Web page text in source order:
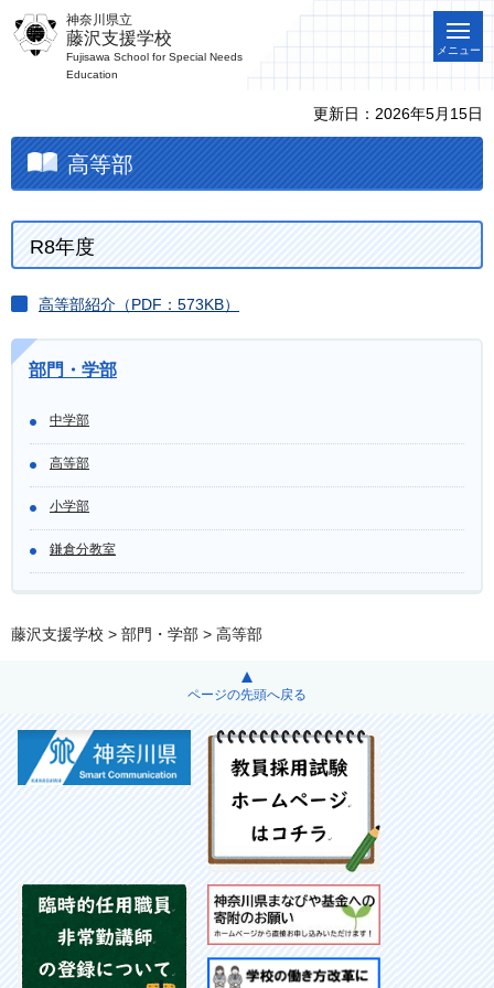
神奈川県立
藤沢支援学校
Fujisawa School for Special Needs
Education
メニュー
更新日：2026年5月15日
高等部
R8年度
高等部紹介（PDF：573KB）
部門・学部
中学部
高等部
小学部
鎌倉分教室
藤沢支援学校 > 部門・学部 > 高等部
ページの先頭へ戻る